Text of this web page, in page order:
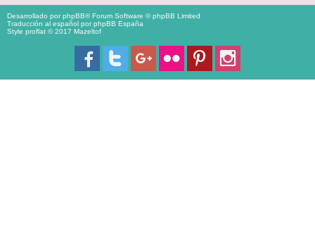
Desarrollado porphpBB® Forum Software © phpBB Limited
Traducción al español porphpBB España
Style proflat © 2017 Mazeltof